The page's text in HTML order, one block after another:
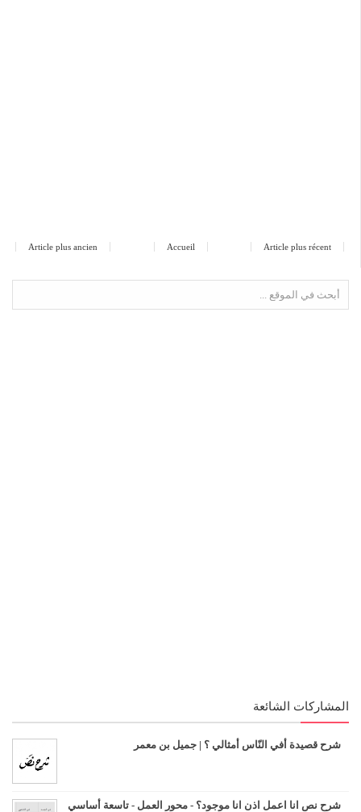
Article plus récent
Article plus ancien Accueil
المشاركات الشائعة
شرح قصيدة أفي النّاس أمثالي ؟ | جميل بن معمر
شرح نص انا اعمل اذن انا موجود؟ - محور العمل - تاسعة أساسي